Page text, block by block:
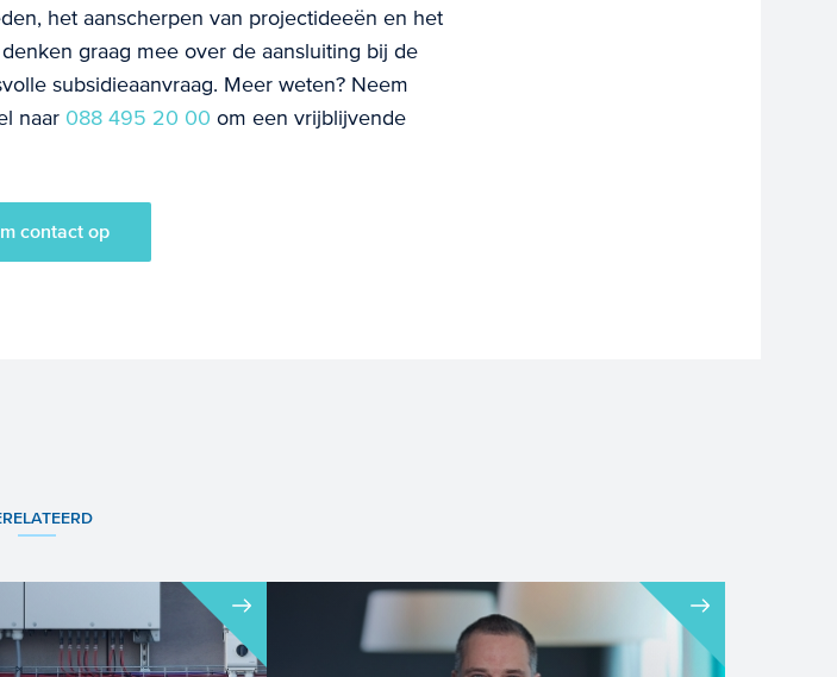
het aanscherpen van projectideeën en het
graag mee over de aansluiting bij de
subsidieaanvraag. Meer weten? Neem
naar 088 495 20 00 om een vrijblijvende
contact op